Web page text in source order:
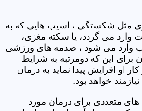
مثل شکستگی ، اسیب هایی که به
می گردد، یا سکته مغزی،
وارد می شود ، صدمه های ورزشی
برای این که دومرتبه به شرایط
او افزایش پیدا نماید به درمان
خواهد بود.
های متعددی برای درمان مورد